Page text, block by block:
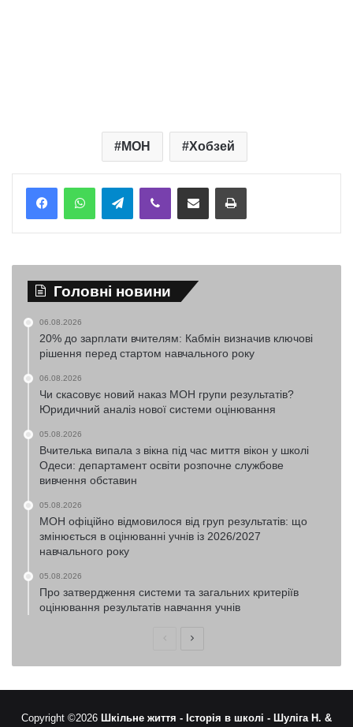
МОН Хобзей
TelegramViber Надіслати електронною поштоюНадрукувати
Головні новини
06.08.2026
20% до зарплати вчителям: Кабмін визначив ключові
рішення перед стартом навчального року
06.08.2026
Чи скасовує новий наказ МОН групи результатів?
Юридичний аналіз нової системи оцінювання
05.08.2026
Вчителька випала з вікна під час миття вікон у школі
Одеси: департамент освіти розпочне службове
вивчення обставин
05.08.2026
МОН офіційно відмовилося від груп результатів: що
змінюється в оцінюванні учнів із 2026/2027
навчального року
05.08.2026
Про затвердження системи та загальних критеріїв
оцінювання результатів навчання учнів
ПопередняНаступна
Copyright ©2026 Шкільне життя - Історія в школі - Шуліга Н. &